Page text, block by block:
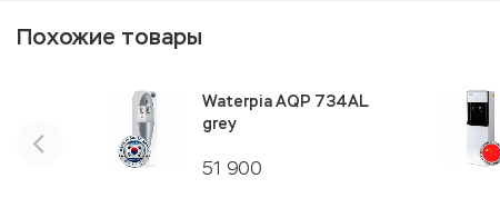
Похожие товары
51 900
Waterpia AQP 734AL
grey